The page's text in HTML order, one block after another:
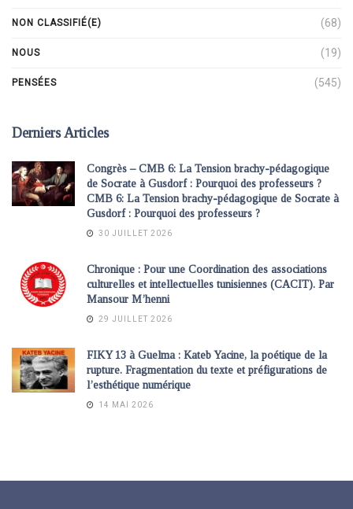
NON CLASSIFIÉ(E) (68)
NOUS (19)
PENSÉES (545)
Derniers Articles
Congrès – CMB 6: La Tension brachy-pédagogique
de Socrate à Gusdorf : Pourquoi des professeurs ?
CMB 6: La Tension brachy-pédagogique de Socrate à
Gusdorf : Pourquoi des professeurs ?
30 JUILLET 2026
Chronique : Pour une Coordination des associations
culturelles et intellectuelles tunisiennes (CACIT). Par
Mansour M’henni
29 JUILLET 2026
FIKY 13 à Guelma : Kateb Yacine, la poétique de la
rupture. Fragmentation du texte et préfigurations de
l’esthétique numérique
14 MAI 2026